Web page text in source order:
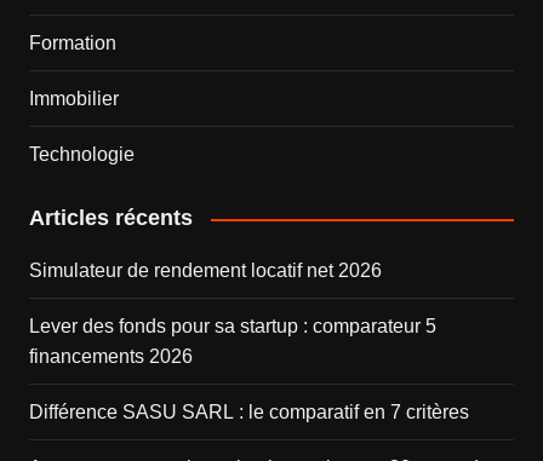
Formation
Immobilier
Technologie
Articles récents
Simulateur de rendement locatif net 2026
Lever des fonds pour sa startup : comparateur 5
financements 2026
Différence SASU SARL : le comparatif en 7 critères